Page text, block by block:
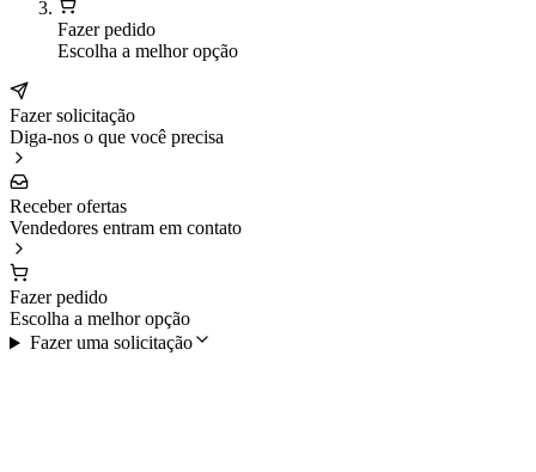
Fazer pedido
Escolha a melhor opção
Fazer solicitação
Diga-nos o que você precisa
Receber ofertas
Vendedores entram em contato
Fazer pedido
Escolha a melhor opção
Fazer uma solicitação